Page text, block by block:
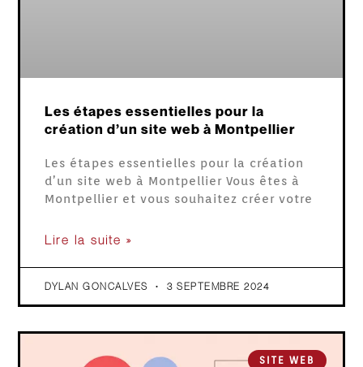
Les étapes essentielles pour la
création d’un site web à Montpellier
Les étapes essentielles pour la création
d’un site web à Montpellier Vous êtes à
Montpellier et vous souhaitez créer votre
Lire la suite »
DYLAN GONCALVES 3 SEPTEMBRE 2024
SITE WEB